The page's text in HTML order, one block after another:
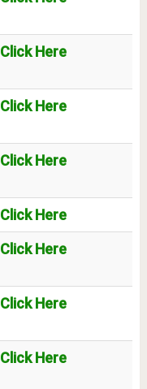
Click Here
Click Here
Click Here
Click Here
Click Here
Click Here
Click Here